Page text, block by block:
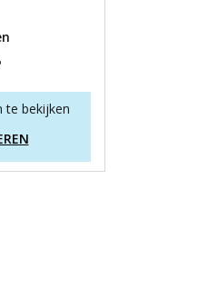
te bekijken